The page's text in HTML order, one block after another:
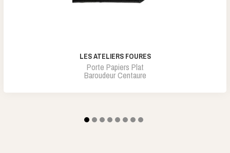
LES ATELIERS FOURES
Porte Papiers Plat
Baroudeur Centaure